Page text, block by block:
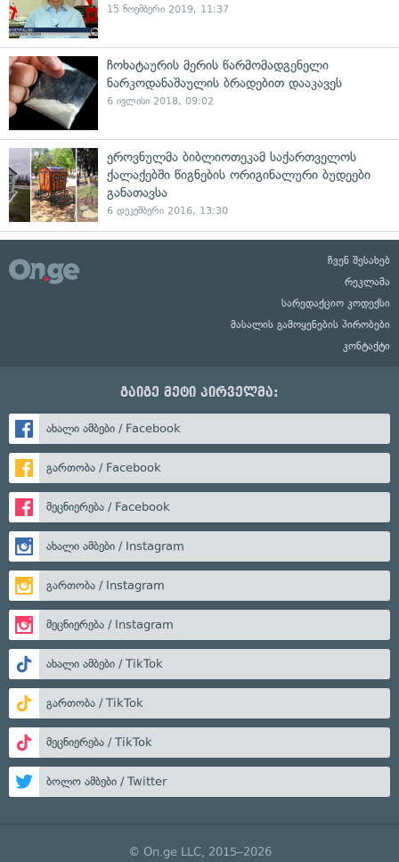
15 ნოემბერი 2019, 11:37
ჩოხატაურის მერის წარმომადგენელი
ნარკოდანაშაულის ბრადებით დააკავეს
6 ივლისი 2018, 09:02
ეროვნულმა ბიბლიოთეკამ საქართველოს
ქალაქებში წიგნების ორიგინალური ბუდეები
განათავსა
6 დეკემბერი 2016, 13:30
ჩვენ შესახებ
რეკლამა
სარედაქციო კოდექსი
მასალის გამოყენების პირობები
კონტაქტი
გაიგე მეტი პირველმა:
ახალი ამბები / Facebook
გართობა / Facebook
მეცნიერება / Facebook
ახალი ამბები / Instagram
გართობა / Instagram
მეცნიერება / Instagram
ახალი ამბები / TikTok
გართობა / TikTok
მეცნიერება / TikTok
ბოლო ამბები / Twitter
© On.ge LLC, 2015–2026